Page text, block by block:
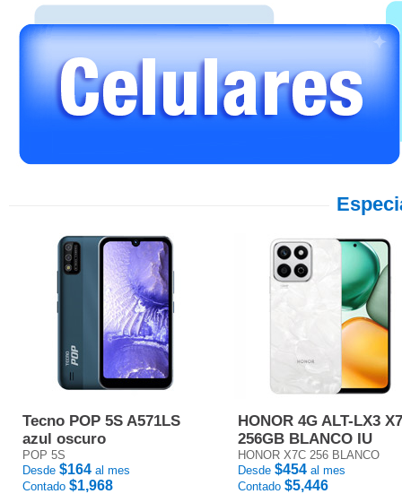
Tecno POP 5S A571LS
azul oscuro
POP 5S
Desde $164 al mes
Contado $1,968
HONOR 4G ALT-LX3
256GB BLANCO IU
HONOR X7C 256 BLANCO
Desde $454 al mes
Contado $5,446